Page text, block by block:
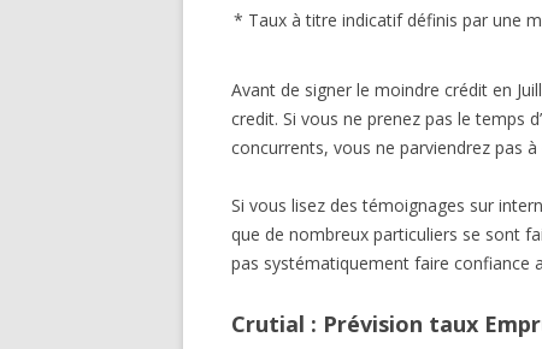
* Taux à titre indicatif définis par une
Avant de signer le moindre crédit en
credit. Si vous ne prenez pas le temps
concurrents, vous ne parviendrez pas
Si vous lisez des témoignages sur
que de nombreux particuliers se sont
pas systématiquement faire confiance
Crutial : Prévision taux